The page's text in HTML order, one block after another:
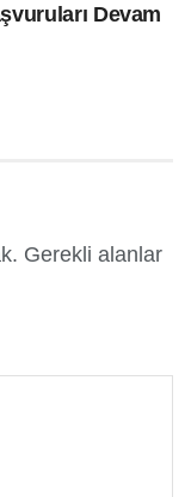
Devam
Gerekli alanlar